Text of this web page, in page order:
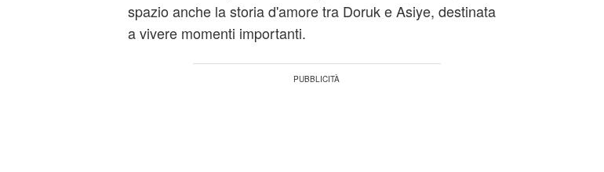
spazio anche la storia d'amore tra Doruk e Asiye, destinata
a vivere momenti importanti.